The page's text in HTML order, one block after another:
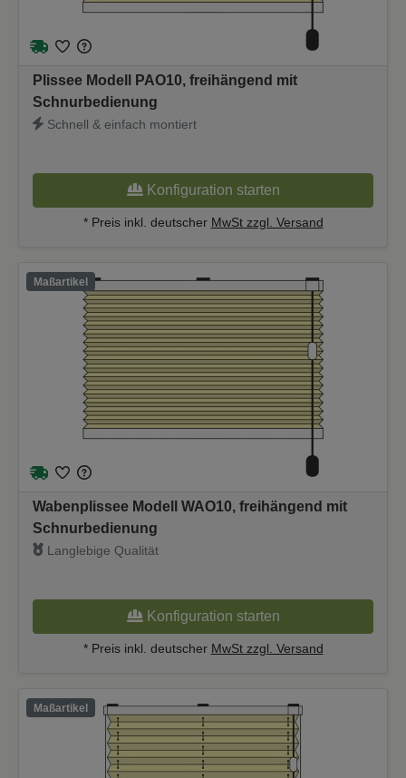
Plissee Modell PAO10, freihängend mit
Schnurbedienung
Schnell & einfach montiert
Konfiguration starten
* Preis inkl. deutscher MwSt zzgl. Versand
Maßartikel
Wabenplissee Modell WAO10, freihängend mit
Schnurbedienung
Langlebige Qualität
Konfiguration starten
* Preis inkl. deutscher MwSt zzgl. Versand
Maßartikel